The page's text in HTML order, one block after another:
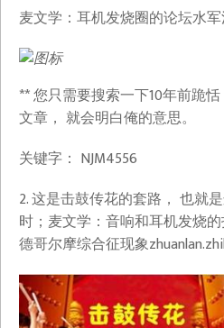
麦文学：耳机发烧圈的论坛水军
** 您只需要搜索一下10年前跪
文章， 就会明白俺的意思。
关键字： NJM4556
2. 这是击鼓传花的套路， 也就
时；麦文学：音响和耳机发烧
德哥尔摩综合征现象​